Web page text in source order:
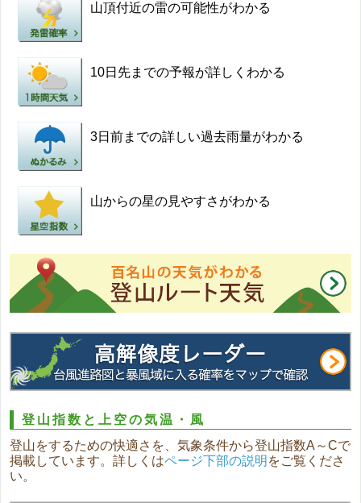
山頂付近の雷の可能性がわかる
10日先までの予報が詳しくわかる
3日前までの詳しい過去雨量がわかる
山からの星の見やすさがわかる
登山指数と上空の気温・風
登山をするための快適さを、気象条件から登山指数A～Cで
掲載しています。詳しくはページ下部の説明 をご覧くださ
い。